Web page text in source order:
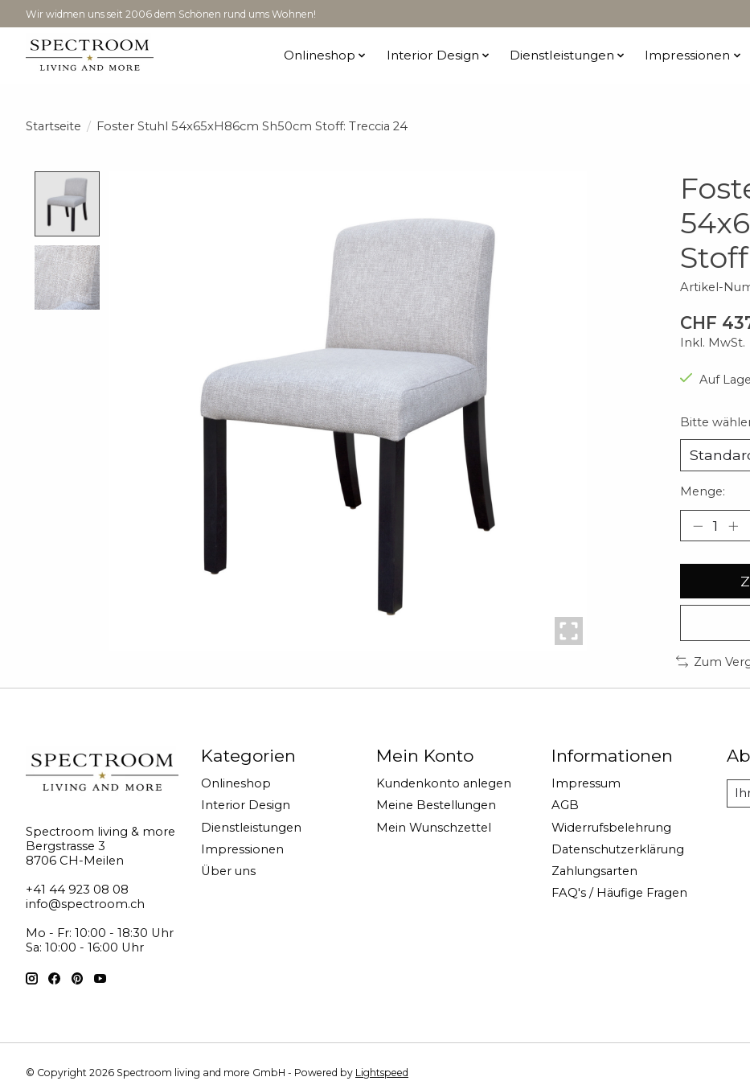
Wir widmen uns seit 2006 dem Schönen rund ums Wohnen!
Onlineshop Interior Design Dienstleistungen Impressionen
Startseite / Foster Stuhl 54x65xH86cm Sh50cm Stoff: Treccia 24
Artikel-
CHF
Inkl. MwSt.
Auf
Bitte
Menge:
Zum
Spectroom living & more
Bergstrasse 3
8706 CH-Meilen
+41 44 923 08 08
info@spectroom.ch
Mo - Fr: 10:00 - 18:30 Uhr
Sa: 10:00 - 16:00 Uhr
Kategorien
Onlineshop
Interior Design
Dienstleistungen
Impressionen
Über uns
Mein Konto
Kundenkonto anlegen
Meine Bestellungen
Mein Wunschzettel
Informationen
Impressum
AGB
Widerrufsbelehrung
Datenschutzerklärung
Zahlungsarten
FAQ's / Häufige Fragen
© Copyright 2026 Spectroom living and more GmbH - Powered by Lightspeed